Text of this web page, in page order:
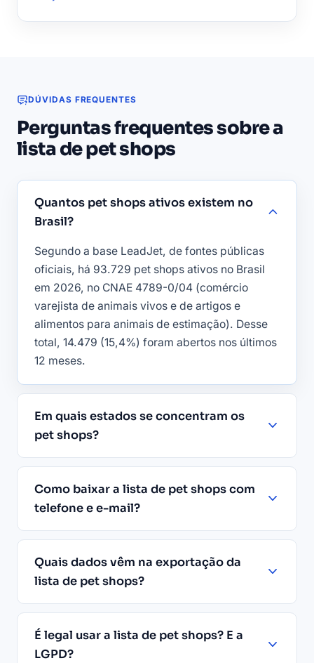
DÚVIDAS FREQUENTES
Perguntas frequentes sobre a
lista de pet shops
Quantos pet shops ativos existem no
Brasil?
Segundo a base LeadJet, de fontes públicas
oficiais, há 93.729 pet shops ativos no Brasil
em 2026, no CNAE 4789-0/04 (comércio
varejista de animais vivos e de artigos e
alimentos para animais de estimação). Desse
total, 14.479 (15,4%) foram abertos nos últimos
12 meses.
Em quais estados se concentram os
pet shops?
Como baixar a lista de pet shops com
telefone e e-mail?
Quais dados vêm na exportação da
lista de pet shops?
É legal usar a lista de pet shops? E a
LGPD?